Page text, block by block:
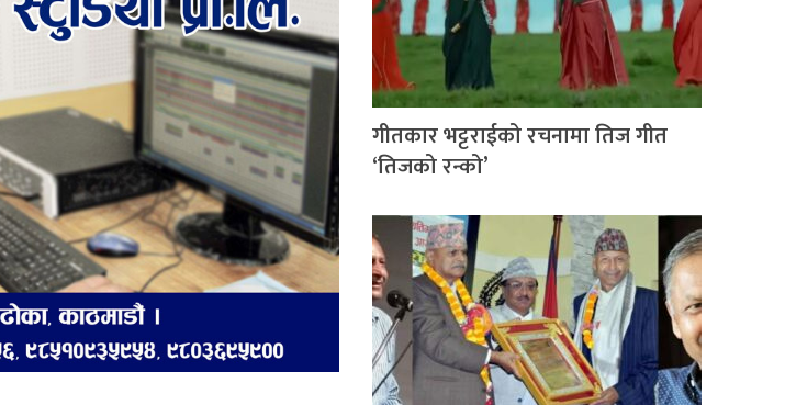
गीतकार भट्टराईको रचनामा तिज गीत
‘तिजको रन्को’